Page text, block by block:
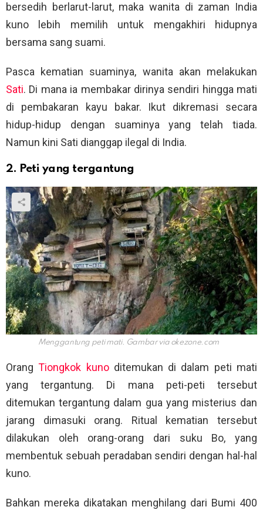
bersedih berlarut-larut, maka wanita di zaman India
kuno lebih memilih untuk mengakhiri hidupnya
bersama sang suami.
Pasca kematian suaminya, wanita akan melakukan
Sati. Di mana ia membakar dirinya sendiri hingga mati
di pembakaran kayu bakar. Ikut dikremasi secara
hidup-hidup dengan suaminya yang telah tiada.
Namun kini Sati dianggap ilegal di India.
2. Peti yang tergantung
Menggantung peti mati. Gambar via okezone.com
OrangTiongkok kunoditemukan di dalam peti mati
yang tergantung. Di mana peti-peti tersebut
ditemukan tergantung dalam gua yang misterius dan
jarang dimasuki orang. Ritual kematian tersebut
dilakukan oleh orang-orang dari suku Bo, yang
membentuk sebuah peradaban sendiri dengan hal-hal
kuno.
Bahkan mereka dikatakan menghilang dari Bumi 400